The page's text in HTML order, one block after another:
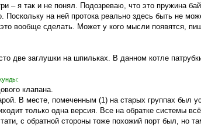
– я так и не понял. Подозреваю, что это пружина
Поскольку на ней протока реально здесь быть не
вообще сделать. Может у кого мысли появятся,
две заглушки на шпильках. В данном котле
клапана.
В месте, помеченным (1) на старых группах был
только одна версия. Все на обратке системы
с обратной стороны тоже похожий порт был, но